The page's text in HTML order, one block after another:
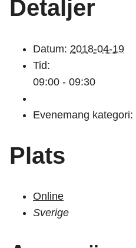
Detaljer
Datum: 2018-04-19
Tid:
09:00 - 09:30
Evenemang kategori:
Plats
Online
Sverige